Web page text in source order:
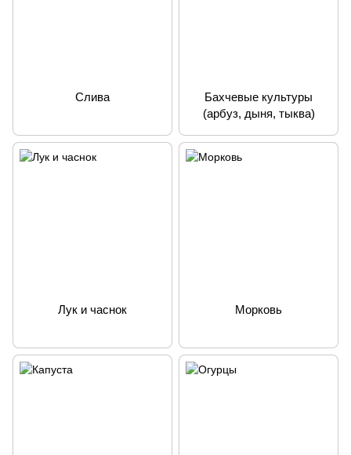
Слива
Бахчевые культуры
(арбуз, дыня, тыква)
Лук и часнок Морковь